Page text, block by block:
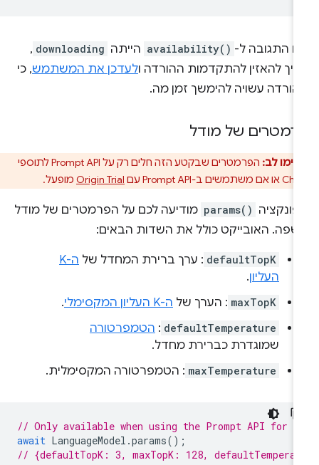
התגובה ל- availability() הייתה downloading
,
להאזין להתקדמות ההורדה ולעדכן את המשתמש, כי
עשויה להימשך זמן מה.
של מודל
שימו לב:
הפרמטרים שבקטע הזה חלים רק על Prompt API לתוספי
Origin Trialמופעל.
params() מודיעה לכם על הפרמטרים של מודל
האובייקט כולל את השדות הבאים:
defaultTopK : ערך ברירת המחדל של
ה-K
העליון.
maxTopK : הערך שלה-K העליון המקסימלי .
defaultTemperature
:הטמפרטורה
שמוגדרת כברירת מחדל.
maxTemperature : הטמפרטורה המקסימלית.
// Only available when using the Prompt API for
await LanguageModel.params
// {defaultTopK: 3, maxTopK: 128,